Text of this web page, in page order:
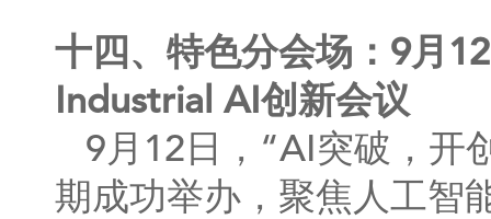
十四、特色分会场：9月
Industrial AI创新会议
9月12日，“AI突破，开
期成功举办，聚焦人工智